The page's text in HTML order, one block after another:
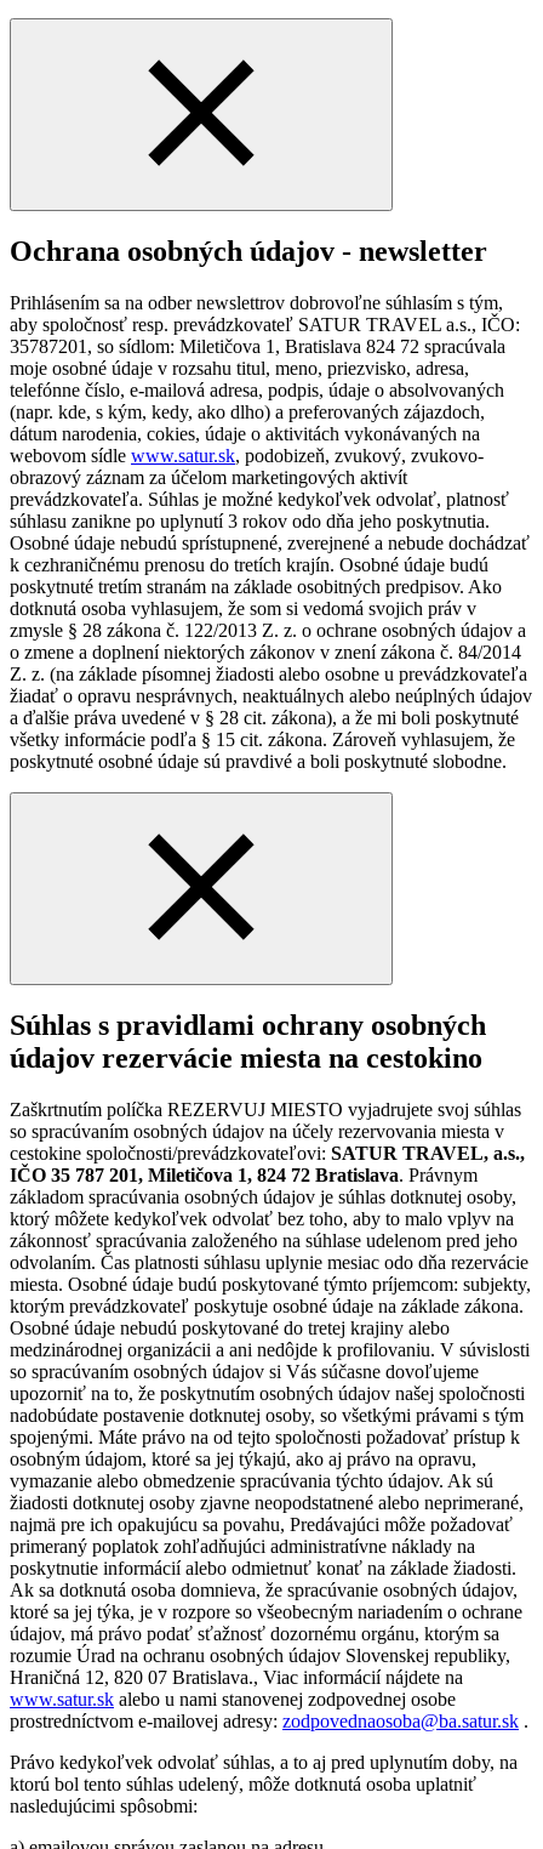
Ochrana osobných údajov - newsletter
Prihlásením sa na odber newslettrov dobrovoľne súhlasím s tým,
aby spoločnosť resp. prevádzkovateľ SATUR TRAVEL a.s., IČO:
35787201, so sídlom: Miletičova 1, Bratislava 824 72 spracúvala
moje osobné údaje v rozsahu titul, meno, priezvisko, adresa,
telefónne číslo, e-mailová adresa, podpis, údaje o absolvovaných
(napr. kde, s kým, kedy, ako dlho) a preferovaných zájazdoch,
dátum narodenia, cokies, údaje o aktivitách vykonávaných na
webovom sídle www.satur.sk, podobizeň, zvukový, zvukovo-
obrazový záznam za účelom marketingových aktivít
prevádzkovateľa. Súhlas je možné kedykoľvek odvolať, platnosť
súhlasu zanikne po uplynutí 3 rokov odo dňa jeho poskytnutia.
Osobné údaje nebudú sprístupnené, zverejnené a nebude dochádzať
k cezhraničnému prenosu do tretích krajín. Osobné údaje budú
poskytnuté tretím stranám na základe osobitných predpisov. Ako
dotknutá osoba vyhlasujem, že som si vedomá svojich práv v
zmysle § 28 zákona č. 122/2013 Z. z. o ochrane osobných údajov a
o zmene a doplnení niektorých zákonov v znení zákona č. 84/2014
Z. z. (na základe písomnej žiadosti alebo osobne u prevádzkovateľa
žiadať o opravu nesprávnych, neaktuálnych alebo neúplných údajov
a ďalšie práva uvedené v § 28 cit. zákona), a že mi boli poskytnuté
všetky informácie podľa § 15 cit. zákona. Zároveň vyhlasujem, že
poskytnuté osobné údaje sú pravdivé a boli poskytnuté slobodne.
Súhlas s pravidlami ochrany osobných
údajov rezervácie miesta na cestokino
Zaškrtnutím políčka REZERVUJ MIESTO vyjadrujete svoj súhlas
so spracúvaním osobných údajov na účely rezervovania miesta v
cestokine spoločnosti/prevádzkovateľovi: SATUR TRAVEL, a.s.,
IČO 35 787 201, Miletičova 1, 824 72 Bratislava. Právnym
základom spracúvania osobných údajov je súhlas dotknutej osoby,
ktorý môžete kedykoľvek odvolať bez toho, aby to malo vplyv na
zákonnosť spracúvania založeného na súhlase udelenom pred jeho
odvolaním. Čas platnosti súhlasu uplynie mesiac odo dňa rezervácie
miesta. Osobné údaje budú poskytované týmto príjemcom: subjekty,
ktorým prevádzkovateľ poskytuje osobné údaje na základe zákona.
Osobné údaje nebudú poskytované do tretej krajiny alebo
medzinárodnej organizácii a ani nedôjde k profilovaniu. V súvislosti
so spracúvaním osobných údajov si Vás súčasne dovoľujeme
upozorniť na to, že poskytnutím osobných údajov našej spoločnosti
nadobúdate postavenie dotknutej osoby, so všetkými právami s tým
spojenými. Máte právo na od tejto spoločnosti požadovať prístup k
osobným údajom, ktoré sa jej týkajú, ako aj právo na opravu,
vymazanie alebo obmedzenie spracúvania týchto údajov. Ak sú
žiadosti dotknutej osoby zjavne neopodstatnené alebo neprimerané,
najmä pre ich opakujúcu sa povahu, Predávajúci môže požadovať
primeraný poplatok zohľadňujúci administratívne náklady na
poskytnutie informácií alebo odmietnuť konať na základe žiadosti.
Ak sa dotknutá osoba domnieva, že spracúvanie osobných údajov,
ktoré sa jej týka, je v rozpore so všeobecným nariadením o ochrane
údajov, má právo podať sťažnosť dozornému orgánu, ktorým sa
rozumie Úrad na ochranu osobných údajov Slovenskej republiky,
Hraničná 12, 820 07 Bratislava., Viac informácií nájdete na
www.satur.sk alebo u nami stanovenej zodpovednej osobe
prostredníctvom e-mailovej adresy: zodpovednaosoba@ba.satur.sk .
Právo kedykoľvek odvolať súhlas, a to aj pred uplynutím doby, na
ktorú bol tento súhlas udelený, môže dotknutá osoba uplatniť
nasledujúcimi spôsobmi: